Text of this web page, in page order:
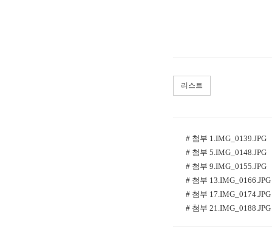
리스트
# 첨부 1.IMG_0139.JPG
# 첨부 5.IMG_0148.JPG
# 첨부 9.IMG_0155.JPG
# 첨부 13.IMG_0166.JPG
# 첨부 17.IMG_0174.JPG
# 첨부 21.IMG_0188.JPG